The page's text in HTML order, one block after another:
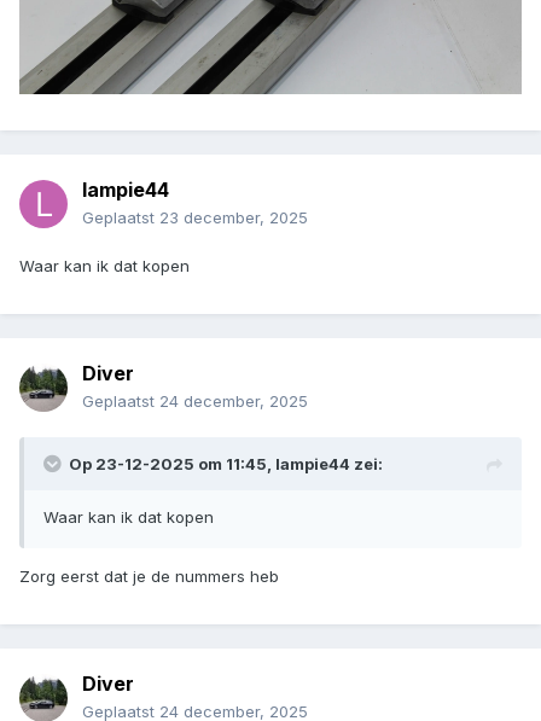
lampie44
Geplaatst 23 december, 2025
Waar kan ik dat kopen
Diver
Geplaatst 24 december, 2025
Op 23-12-2025 om 11:45, lampie44 zei:
Waar kan ik dat kopen
Zorg eerst dat je de nummers heb
Diver
Geplaatst 24 december, 2025